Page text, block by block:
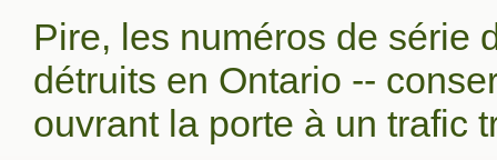
Pire, les numéros de série
détruits en Ontario --
ouvrant la porte à un trafic